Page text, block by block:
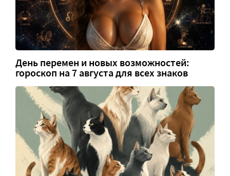
День перемен и новых возможностей:
гороскоп на 7 августа для всех знаков